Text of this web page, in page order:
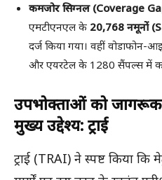
कमजोर सिग्नल (Coverage
एमटीएनएल के 20,768 नमूनों
दर्ज किया गया। वहीं
और एयरटेल के 1280 सैंपल्स में
उपभोक्ताओं को
मुख्य उद्देश्य: ट्राई
ट्राई (TRAI) ने स्पष्ट किया कि